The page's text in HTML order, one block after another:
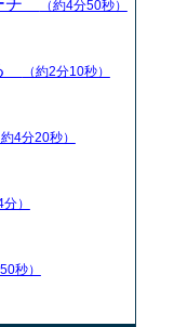
（約4分50秒）
（約2分10秒）
約4分20秒）
分）
秒）